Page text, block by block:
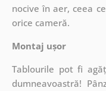
nocive în aer, ceea
orice cameră.
Montaj ușor
Tablourile pot fi
dumneavoastră!